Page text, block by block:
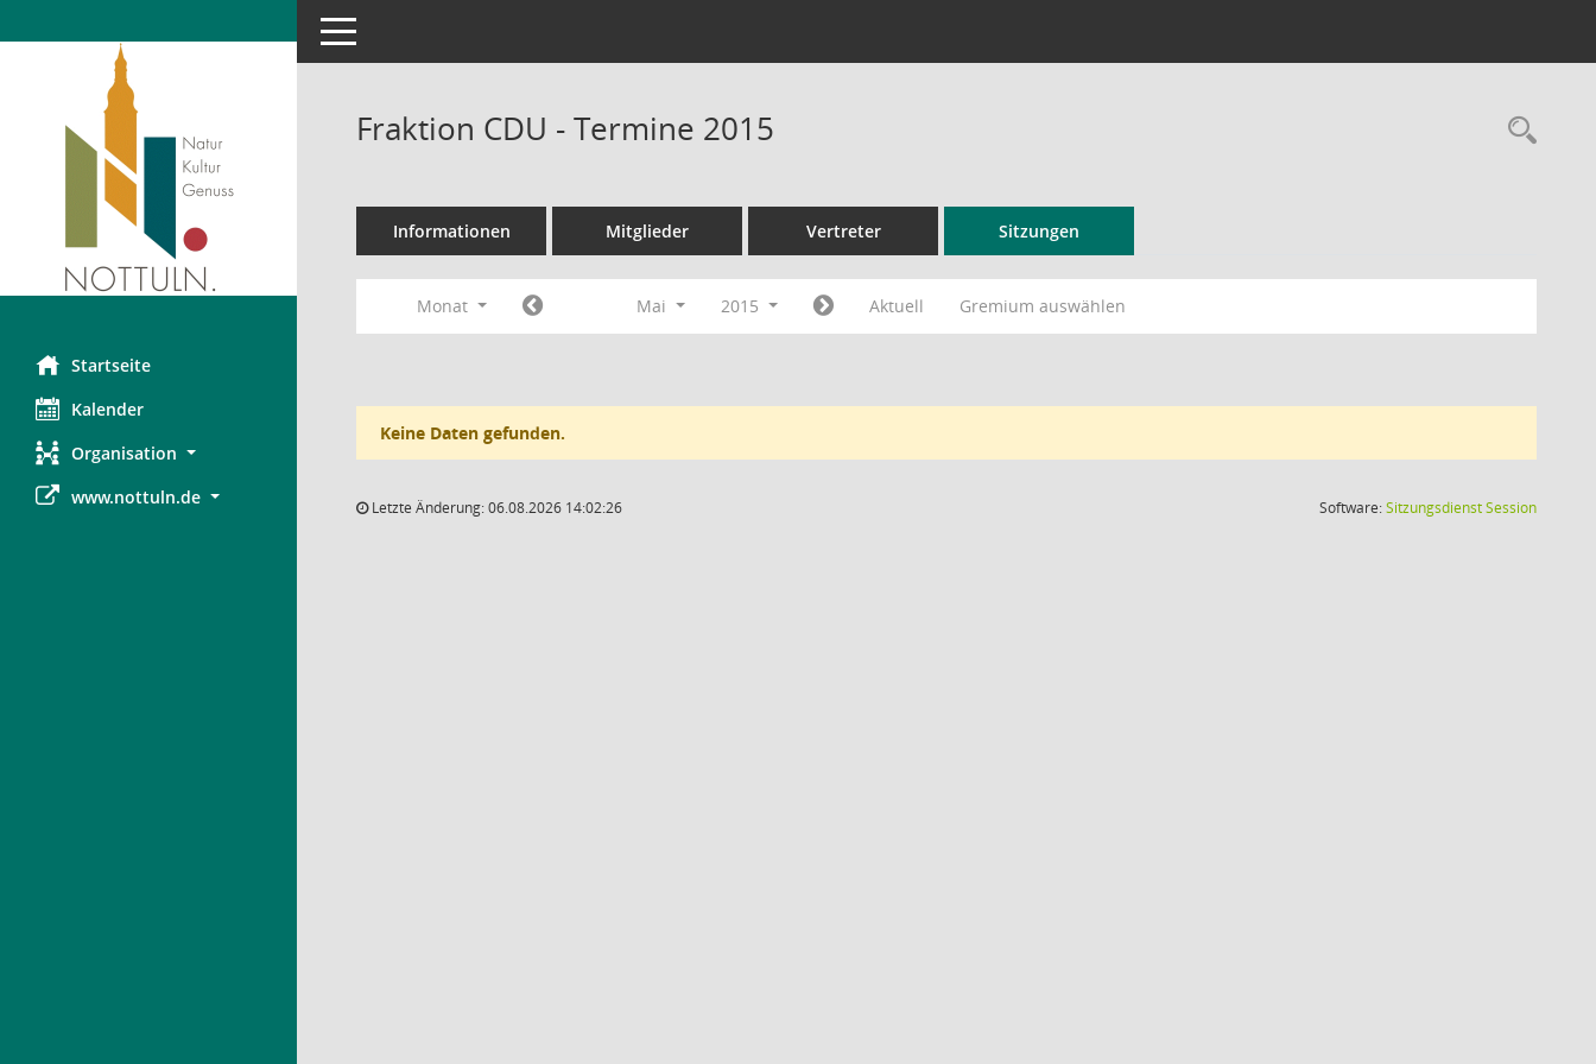
Startseite
Kalender
Organisation
www.nottuln.de
Toggle navigation
Fraktion CDU - Termine 2015
Informationen Mitglieder Vertreter Sitzungen
Monat Mai 2015 Aktuell Gremium auswählen
Keine Daten gefunden.
Letzte Änderung: 06.08.2026 14:02:26 Software:SitzungsdienstSession(Wird in